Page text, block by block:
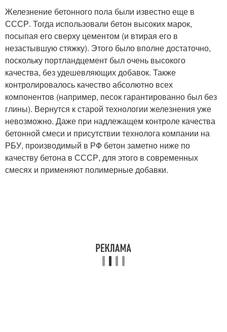
Железнение бетонного пола были известно еще в
СССР. Тогда использовали бетон высоких марок,
посыпая его сверху цементом (и втирая его в
незастывшую стяжку). Этого было вполне достаточно,
поскольку портландцемент был очень высокого
качества, без удешевляющих добавок. Также
контролировалось качество абсолютно всех
компонентов (например, песок гарантированно был без
глины). Вернутся к старой технологии железнения уже
невозможно. Даже при надлежащем контроле качества
бетонной смеси и присутствии технолога компании на
РБУ, производимый в РФ бетон заметно ниже по
качеству бетона в СССР, для этого в современных
смесях и применяют полимерные добавки.